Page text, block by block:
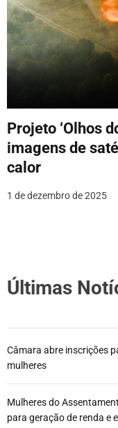
Projeto ‘Olhos
imagens de
calor
1 de dezembro de 2025
Últimas
Câmara abre inscrições
mulheres
Mulheres do
para geração de renda e